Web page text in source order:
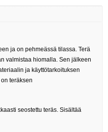
ja on pehmeässä tilassa. Terä
valmistaa hiomalla. Sen jälkeen
ja käyttötarkoituksen
teräksen
seostettu teräs. Sisältää